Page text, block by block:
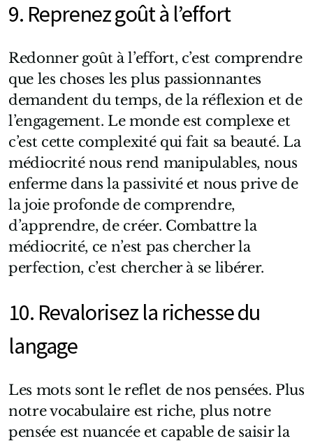
9. Reprenez goût à l’effort
Redonner goût à l’effort, c’est comprendre
que les choses les plus passionnantes
demandent du temps, de la réflexion et de
l’engagement. Le monde est complexe et
c’est cette complexité qui fait sa beauté. La
médiocrité nous rend manipulables, nous
enferme dans la passivité et nous prive de
la joie profonde de comprendre,
d’apprendre, de créer. Combattre la
médiocrité, ce n’est pas chercher la
perfection, c’est chercher à se libérer.
10. Revalorisez la richesse du
langage
Les mots sont le reflet de nos pensées. Plus
notre vocabulaire est riche, plus notre
pensée est nuancée et capable de saisir la